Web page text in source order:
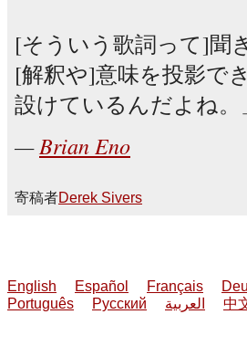
[そういう歌詞って]聞
[解釈や]意味を投影で
設けているんだよね。
Brian Eno
寄稿者Derek Sivers
English Español Français
Português
Русский العربية 中